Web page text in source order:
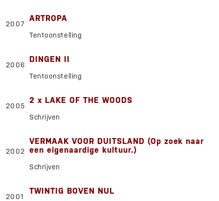
2007
ARTROPA
Tentoonstelling
2006
DINGEN II
Tentoonstelling
2005
2 x LAKE OF THE WOODS
Schrijven
2002
VERMAAK VOOR DUITSLAND (Op zoek naar
een eigenaardige kultuur.)
Schrijven
2001
TWINTIG BOVEN NUL